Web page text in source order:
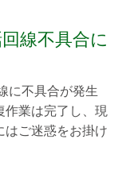
をお済ませくだ
ンター電話：
線不具合に
に不具合が発生
作業は完了し、現
はご迷惑をお掛け
。また不具合発